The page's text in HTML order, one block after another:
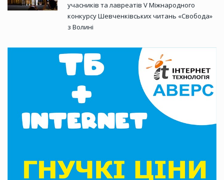
учасників та лавреатів V Міжнародного
конкурсу Шевченківських читань «Свобода»
з Волині